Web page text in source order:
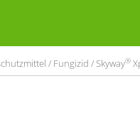
/ Fungizid / Skyway®